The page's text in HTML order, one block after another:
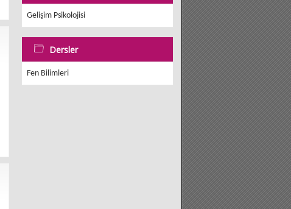
Gelişim Psikolojisi
Dersler
Fen Bilimleri